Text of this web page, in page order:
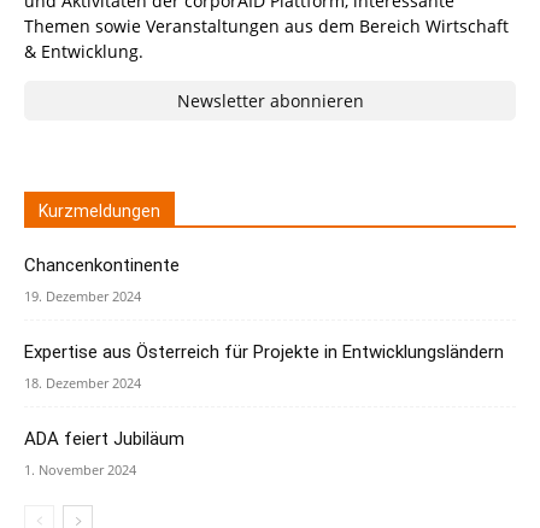
Themen sowie Veranstaltungen aus dem Bereich Wirtschaft
& Entwicklung.
Newsletter abonnieren
Kurzmeldungen
Chancenkontinente
19. Dezember 2024
Expertise aus Österreich für Projekte in Entwicklungsländern
18. Dezember 2024
ADA feiert Jubiläum
1. November 2024